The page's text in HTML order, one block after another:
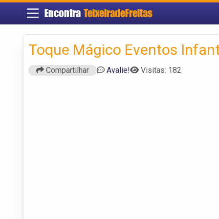
Encontra TeixeiradeFreitas
Toque Mágico Eventos
Compartilhar Avalie! Visitas: 182